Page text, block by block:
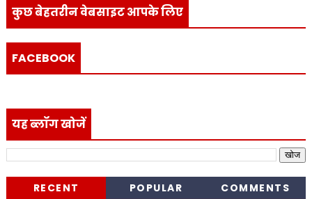
कुछ बेहतरीन वेबसाइट आपके लिए
FACEBOOK
यह ब्लॉग खोजें
RECENT POPULAR COMMENTS